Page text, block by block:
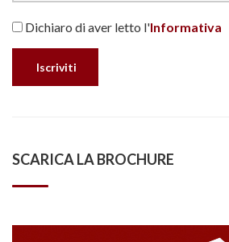
Dichiaro di aver letto l'Informativa
SCARICA LA BROCHURE